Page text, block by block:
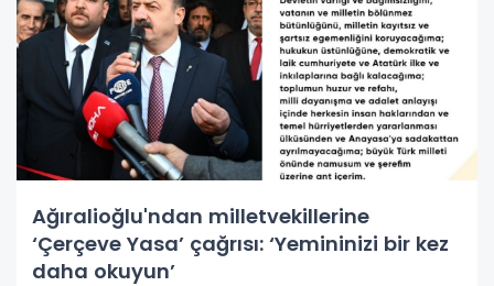
Ağıralioğlu'ndan milletvekillerine
‘Çerçeve Yasa’ çağrısı: ‘Yemininizi bir kez
daha okuyun’